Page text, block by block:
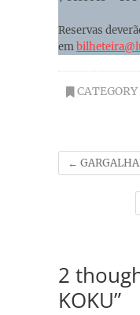
Reservas
em
CATEGORY
←
2
KOKU”